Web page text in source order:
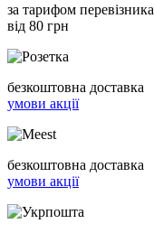
за тарифом перевізника
від 80 грн
безкоштовна доставка
умови акції
безкоштовна доставка
умови акції